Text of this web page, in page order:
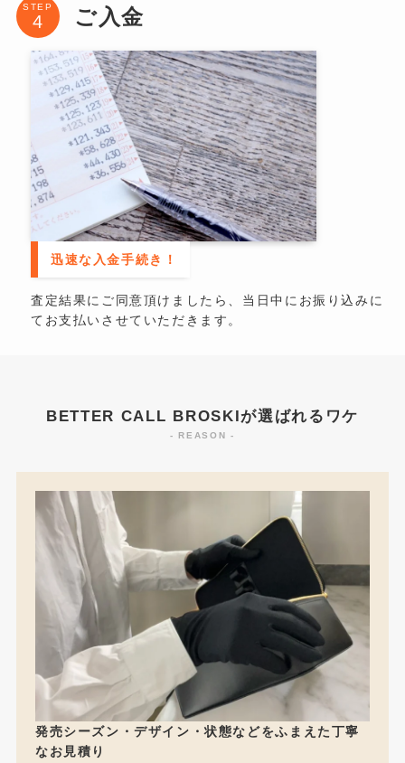
STEP ご入金
迅速な入金手続き！
査定結果にご同意頂けましたら、当日中にお振り込みに
てお支払いさせていただきます。
BETTER CALL BROSKIが選ばれるワケ
- REASON -
発売シーズン・デザイン・状態などをふまえた丁寧
なお見積り